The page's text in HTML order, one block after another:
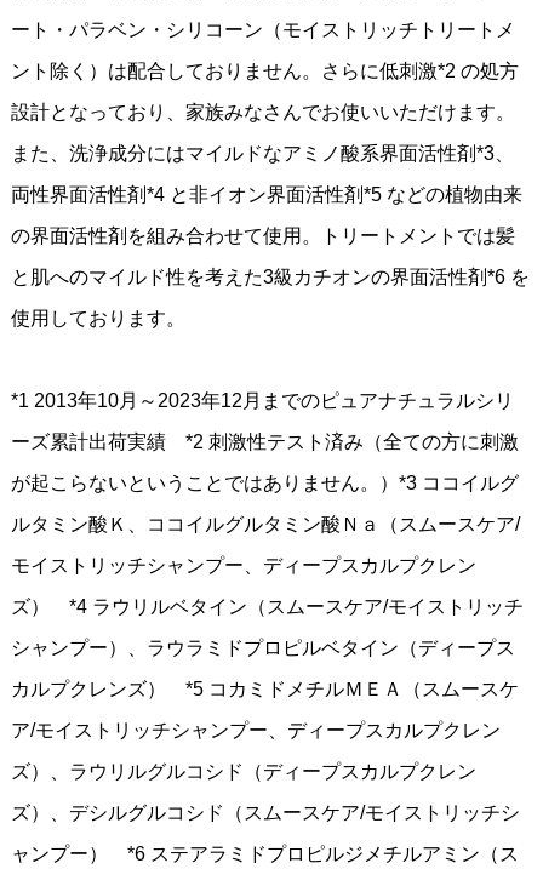
ート・パラベン・シリコーン（モイストリッチトリートメ
ント除く）は配合しておりません。さらに低刺激*2 の処方
設計となっており、家族みなさんでお使いいただけます。
また、洗浄成分にはマイルドなアミノ酸系界面活性剤*3、
両性界面活性剤*4 と非イオン界面活性剤*5 などの植物由来
の界面活性剤を組み合わせて使用。トリートメントでは髪
と肌へのマイルド性を考えた3級カチオンの界面活性剤*6 を
使用しております。
*1 2013年10月～2023年12月までのピュアナチュラルシリ
ーズ累計出荷実績 *2 刺激性テスト済み（全ての方に刺激
が起こらないということではありません。）*3 ココイルグ
ルタミン酸Ｋ、ココイルグルタミン酸Ｎａ（スムースケア/
モイストリッチシャンプー、ディープスカルプクレン
ズ） *4 ラウリルベタイン（スムースケア/モイストリッチ
シャンプー）、ラウラミドプロピルベタイン（ディープス
カルプクレンズ） *5 コカミドメチルＭＥＡ（スムースケ
ア/モイストリッチシャンプー、ディープスカルプクレン
ズ）、ラウリルグルコシド（ディープスカルプクレン
ズ）、デシルグルコシド（スムースケア/モイストリッチシ
ャンプー） *6 ステアラミドプロピルジメチルアミン（ス